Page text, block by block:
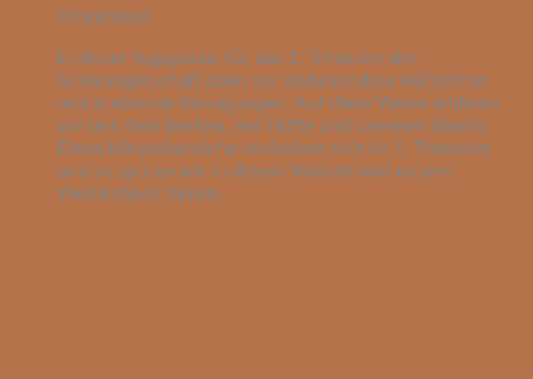
45 minuten
In dieser Yogapraxis für das 1. Trimester der
Schwangerschaft üben wir insbesondere Hüftöffner
und kreisende Bewegungen. Auf diese Weise widmen
wir uns dem Becken, der Hüfte und unserem Bauch.
Diese Körperbereiche verändern sich im 1. Trimester
und so spüren wir in diesen Wandel und unsere
Weiblichkeit hinein.